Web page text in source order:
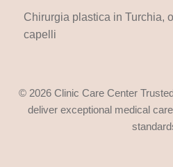
Chirurgia plastica in Turchia,
capelli
© 2026 Clinic Care Center
deliver exceptional medical